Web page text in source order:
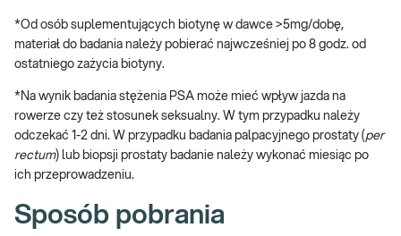
chorób prostaty wymienia się proces nowotworowy – raka
prostaty (drugi pod względem częstości nowotwór diagnozowany
u mężczyzn), poprzedzony łagodnym przerostem gruczołu oraz
zakażenie bakteryjne. W wykryciu chorób prostaty niezwykle
pomocne są laboratoryjne badania prostaty z pakietu: w przypadku
choroby nowotworowej – marker raka prostaty – PSA, natomiast
wstępną diagnozę zakażenia bakteryjnego umożliwia badanie
ogólne moczu. Należy jednak podkreślić, że najważniejszym
urologa, polegające na ocenie struktury i wielkości gruczołu
palcem wprowadzonym przez odbytnicę (badanie
*Od osób suplementujących biotynę w dawce >5mg/dobę,
materiał do badania należy pobierać najwcześniej po 8 godz. od
ostatniego zażycia biotyny.
*Na wynik badania stężenia PSA może mieć wpływ jazda na
rowerze czy też stosunek seksualny. W tym przypadku należy
odczekać 1-2 dni. W przypadku badania palpacyjnego prostaty ( per
rectum) lub biopsji prostaty badanie należy wykonać miesiąc po
ich przeprowadzeniu.
Sposób pobrania